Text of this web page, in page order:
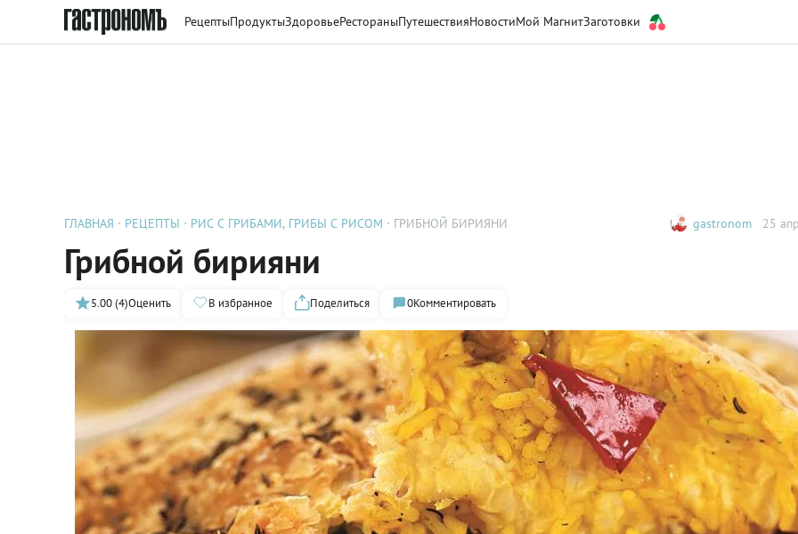
РецептыПродуктыЗдоровьеРестораныПутешествияНовостиМой МагнитЗаготовки
ГЛАВНАЯ РЕЦЕПТЫ РИС С ГРИБАМИ, ГРИБЫ С РИСОМ ГРИБНОЙ БИРИЯНИ gastronom 25
Грибной бирияни
5.00 (4)Оценить В избранное Поделиться 0Комментировать